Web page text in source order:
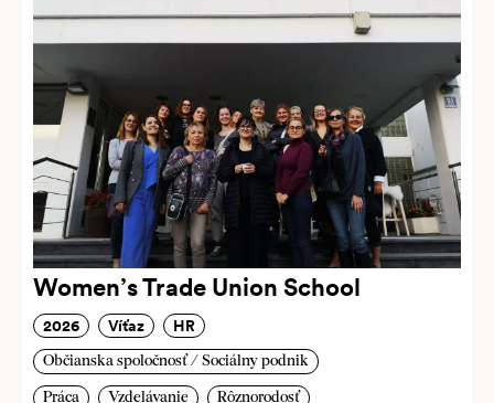
Women’s Trade Union School
2026 Víťaz HR
Občianska spoločnosť / Sociálny podnik
Práca Vzdelávanie Rôznorodosť